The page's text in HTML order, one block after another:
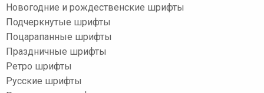
Новогодние и рождественские шрифты
Подчеркнутые шрифты
Поцарапанные шрифты
Праздничные шрифты
Ретро шрифты
Русские шрифты